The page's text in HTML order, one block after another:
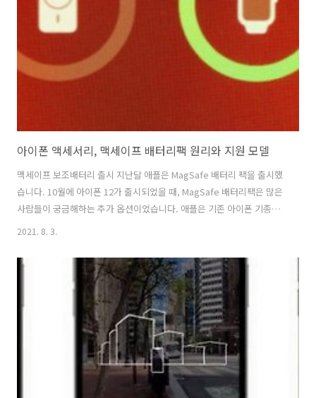
워치와 똑같이 생겼습니다. SE와 시리즈 6(및 시리즈 5) 화면의 가장 큰
차이점은 디스플레이가 항상 켜져 있지 ..
아이폰 액세서리, 맥세이프 배터리팩 원리와 지원 모델
맥세이프 보조배터리 출시 지난달 애플은 MagSafe 배터리 팩을 출시했
습니다. 10월에 아이폰 12가 출시되었을 때, MagSafe 배터리팩은 많은
사람들이 궁금해하는 추가 옵션이었습니다. 애플은 기존 아이폰 기종과
대부분의 안드로이드폰에서 사용하는 Qi 무선충전을 취하고 자석을 추
는 완벽한 위치를 보장합니다. 또한 지갑, 삼각대 마운트 및 PopSocket
과 같은 여러 가지 새로운 액세서리를 사용할 수 있습니다. MagSafe 배
터리 팩의 가격은 99달러이고 이는 타사 마그네틱 배터리 팩보다 두 배
높은 가격입니다. Apple은 iOS 배터리 위젯에서 MagSafe 배터리 팩의
배터리 충전량을 모니터링할 수 있는 기능처럼 ..
2021. 8. 3.